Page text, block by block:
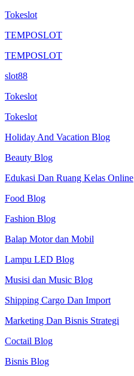
Tokeslot
TEMPOSLOT
TEMPOSLOT
slot88
Tokeslot
Tokeslot
Holiday And Vacation Blog
Beauty Blog
Edukasi Dan Ruang Kelas Online
Food Blog
Fashion Blog
Balap Motor dan Mobil
Lampu LED Blog
Musisi dan Music Blog
Shipping Cargo Dan Import
Marketing Dan Bisnis Strategi
Coctail Blog
Bisnis Blog